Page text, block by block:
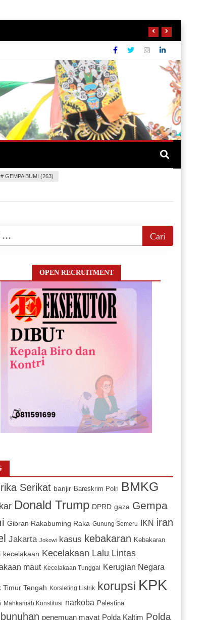
# GEMPA BUMI (263)
OPEN RECRUITMENT
Serikat banjir Bareskrim Polri BMKG
Donald Trump DPRD gaza Gempa
Gibran Rakabuming Raka Gunung Semeru IKN iran
Jakarta Jokowi kasus kebakaran Kebakaran
kecelakaan Kecelakaan Lalu Lintas
maut Kecelakaan Tunggal Kerugian Negara
Timur Tengah Korsleting Listrik korupsi KPK
Mahkamah Konstitusi narkoba Palestina
penemuan mayat Polda Kaltim Polda